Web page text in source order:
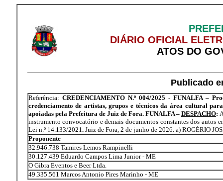
DIÁRIO OFICIAL
ATOS DO
Publicado
Referência: CREDENCIAMENTO N.º 004/2025 - FUNALFA –
credenciamento de artistas, grupos e técnicos da área cultural
apoiadas pela Prefeitura de Juiz de Fora. FUNALFA – DESPACHO:
instrumento convocatório e demais documentos constantes dos autos
Lei n.º 14.133/2021.Juiz de Fora, 2 de junho de 2026. a) ROGÉRIO
Proponente
32.946.738 Tamires Lemos Rampinelli
30.127.439 Eduardo Campos Lima Junior - ME
O Gibra Eventos e Beer Ltda.
49.335.561 Marcos Antonio Pires Marinho - ME